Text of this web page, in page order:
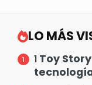
LO MÁS
1 Toy